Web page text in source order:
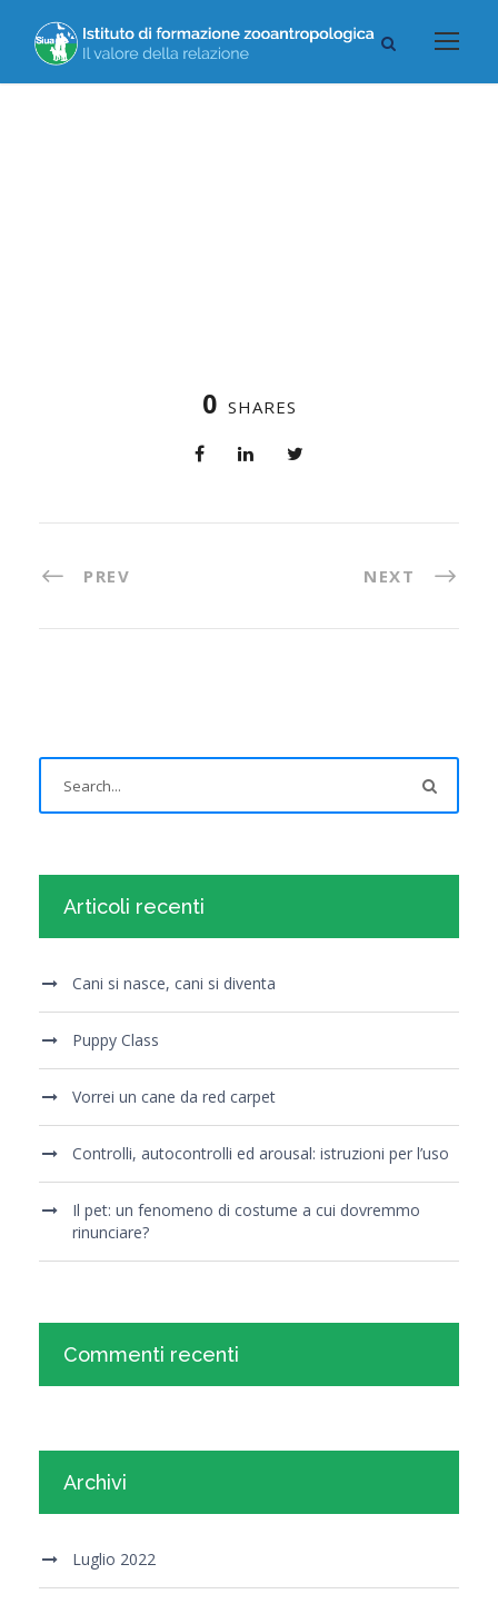
0 SHARES
PREV NEXT
Articoli recenti
Cani si nasce, cani si diventa
Puppy Class
Vorrei un cane da red carpet
Controlli, autocontrolli ed arousal: istruzioni per l’uso
Il pet: un fenomeno di costume a cui dovremmo
rinunciare?
Commenti recenti
Archivi
Luglio 2022